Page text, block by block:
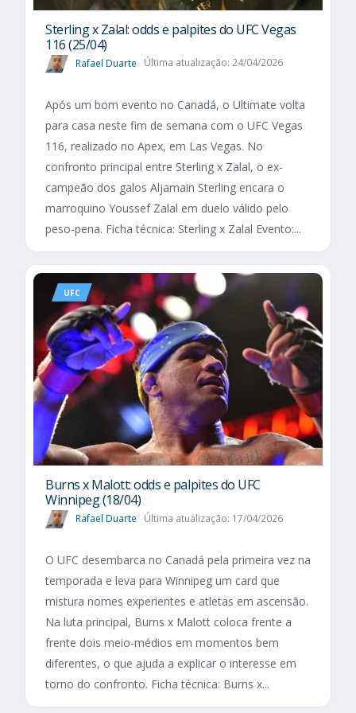
Sterling x Zalal: odds e palpites do UFC Vegas
116 (25/04)
Rafael Duarte Última atualização: 24/04/2026
Após um bom evento no Canadá, o Ultimate volta
para casa neste fim de semana com o UFC Vegas
116, realizado no Apex, em Las Vegas. No
confronto principal entre Sterling x Zalal, o ex-
campeão dos galos Aljamain Sterling encara o
marroquino Youssef Zalal em duelo válido pelo
peso-pena. Ficha técnica: Sterling x Zalal Evento:...
UFC
Burns x Malott: odds e palpites do UFC
Winnipeg (18/04)
Rafael Duarte Última atualização: 17/04/2026
O UFC desembarca no Canadá pela primeira vez na
temporada e leva para Winnipeg um card que
mistura nomes experientes e atletas em ascensão.
Na luta principal, Burns x Malott coloca frente a
frente dois meio-médios em momentos bem
diferentes, o que ajuda a explicar o interesse em
torno do confronto. Ficha técnica: Burns x...